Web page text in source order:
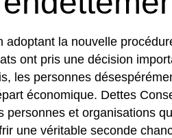
adoptant la nouvelle
ont pris une décision
les personnes
économique. Dettes
personnes et organisations
une véritable seconde